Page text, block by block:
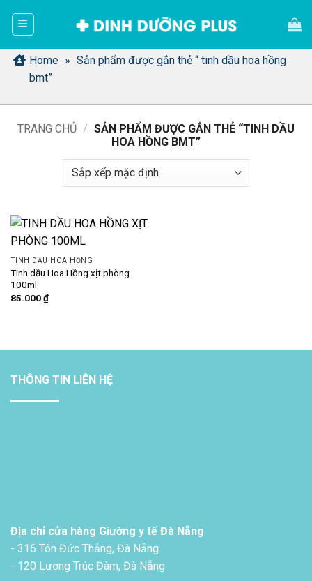
dung Home » Sản phẩm được gắn thẻ “ tinh dầu hoa hồng
bmt”
TRANG CHỦ / SẢN PHẨM ĐƯỢC GẮN THẺ “TINH DẦU
HOA HỒNG BMT”
TINH DẦU HOA HỒNG
Tinh dầu Hoa Hồng xịt phòng
100ml
85.000₫
THÔNG TIN LIÊN HỆ
Địa chỉ cửa hàng Giường y tế Đà Nẵng
- 316 Tôn Đức Thắng, Đà Nẵng
- 120 Lương Trúc Đàm, Đà Nẵng